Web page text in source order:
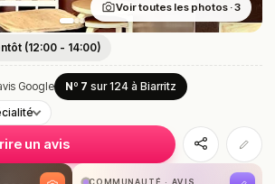
(12:00 - 14:00)
Google Nº 7 sur 124 à Biarritz
un avis
Voir toutes les photos · 3
COMMUNAUTÉ · AVIS